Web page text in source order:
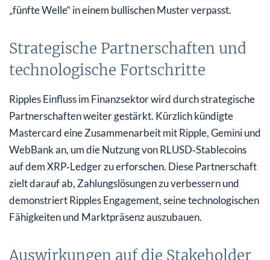
„fünfte Welle“ in einem bullischen Muster verpasst.
Strategische Partnerschaften und
technologische Fortschritte
Ripples Einfluss im Finanzsektor wird durch strategische
Partnerschaften weiter gestärkt. Kürzlich kündigte
Mastercard eine Zusammenarbeit mit Ripple, Gemini und
WebBank an, um die Nutzung von RLUSD‑Stablecoins
auf dem XRP‑Ledger zu erforschen. Diese Partnerschaft
zielt darauf ab, Zahlungslösungen zu verbessern und
demonstriert Ripples Engagement, seine technologischen
Fähigkeiten und Marktpräsenz auszubauen.
Auswirkungen auf die Stakeholder